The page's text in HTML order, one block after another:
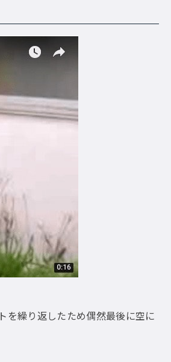
を繰り返したため偶然最後に空に